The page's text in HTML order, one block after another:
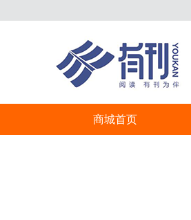
商城首页